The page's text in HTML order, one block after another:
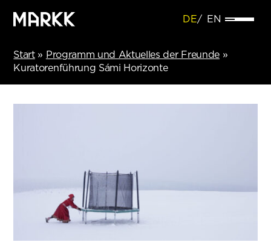
DE EN
Start» Programm und Aktuelles der Freunde»
Kuratorenführung Sámi Horizonte